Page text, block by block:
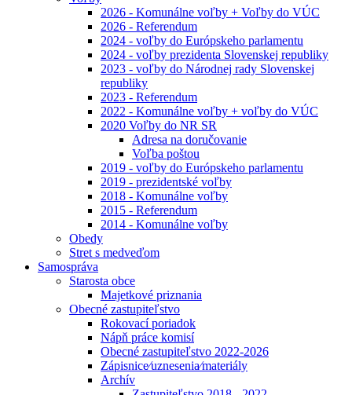
2026 - Komunálne voľby + Voľby do VÚC
2026 - Referendum
2024 - voľby do Európskeho parlamentu
2024 - voľby prezidenta Slovenskej republiky
2023 - voľby do Národnej rady Slovenskej
republiky
2023 - Referendum
2022 - Komunálne voľby + voľby do VÚC
2020 Voľby do NR SR
Adresa na doručovanie
Voľba poštou
2019 - voľby do Európskeho parlamentu
2019 - prezidentské voľby
2018 - Komunálne voľby
2015 - Referendum
2014 - Komunálne voľby
Obedy
Stret s medveďom
Samospráva
Starosta obce
Majetkové priznania
Obecné zastupiteľstvo
Rokovací poriadok
Nápň práce komisí
Obecné zastupiteľstvo 2022-2026
Zápisnice⁄uznesenia⁄materiály
Archív